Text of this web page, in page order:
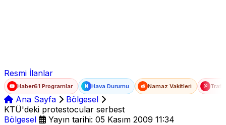
Resmi İlanlar
Haber61 Programlar N Hava Durumu Namaz Vakitleri
Ana Sayfa
Bölgesel
KTÜ'deki protestocular serbest
Bölgesel
Yayın tarihi: 05 Kasım 2009 11:34